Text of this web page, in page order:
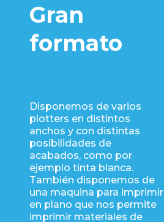
Gran
formato
Disponemos de varios
plotters en distintos
anchos y con distintas
posibilidades de
acabados, como por
ejemplo tinta blanca.
También disponemos de
una maquina para imprimir
en plano que nos permite
imprimir materiales de